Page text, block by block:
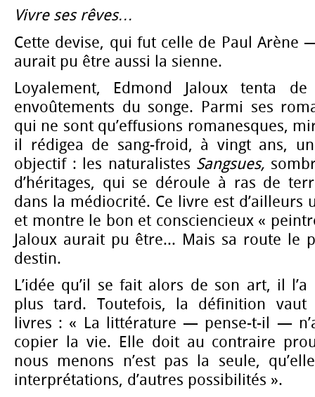
Vivre ses rêves…
Cette devise, qui fut celle de Paul
aurait pu être aussi la sienne.
Loyalement, Edmond Jaloux tenta
envoûtements du songe. Parmi ses
qui ne sont qu’effusions romanesques,
il rédigea de sang-froid, à vingt ans,
objectif : les naturalistes Sangsues,
d’héritages, qui se déroule à ras de
dans la médiocrité. Ce livre est d’ailleurs
et montre le bon et consciencieux «
Jaloux aurait pu être... Mais sa route le
destin.
L’idée qu’il se fait alors de son art, il
plus tard. Toutefois, la définition vaut
livres : « La littérature — pense-t-il —
copier la vie. Elle doit au contraire
nous menons n’est pas la seule,
interprétations, d’autres possibilités ».